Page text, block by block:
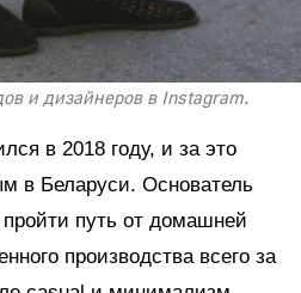
и дизайнеров в Instagram.
в 2018 году, и за это
в Беларуси. Основатель
путь от домашней
производства всего за